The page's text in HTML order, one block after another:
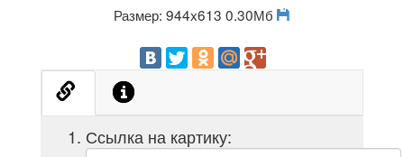
Размер: 944x613 0.30Мб
Ссылка на картику: